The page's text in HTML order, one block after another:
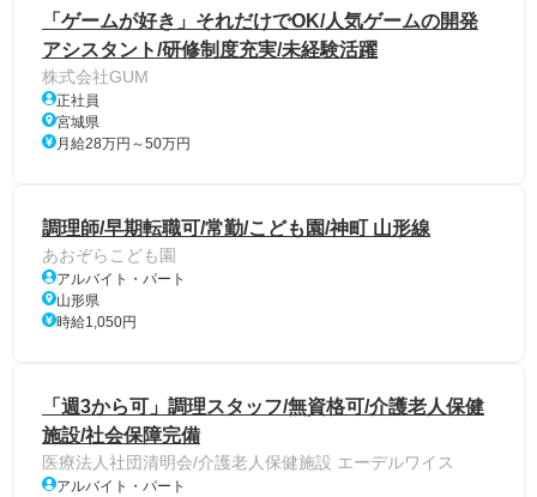
「ゲームが好き」それだけでOK/人気ゲームの開発
アシスタント/研修制度充実/未経験活躍
株式会社GUM
正社員
宮城県
月給28万円～50万円
調理師/早期転職可/常勤/こども園/神町 山形線
あおぞらこども園
アルバイト・パート
山形県
時給1,050円
「週3から可」調理スタッフ/無資格可/介護老人保健
施設/社会保障完備
医療法人社団清明会/介護老人保健施設 エーデルワイス
アルバイト・パート